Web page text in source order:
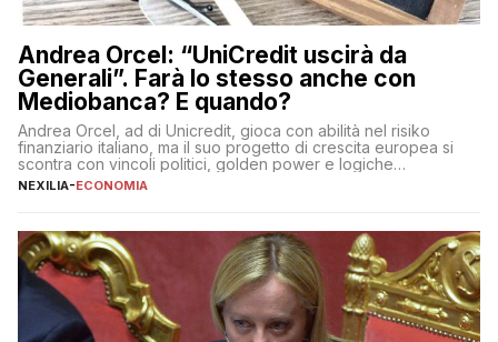
Andrea Orcel: “UniCredit uscirà da
Generali”. Farà lo stesso anche con
Mediobanca? E quando?
Andrea Orcel, ad di Unicredit, gioca con abilità nel risiko
finanziario italiano, ma il suo progetto di crescita europea si
scontra con vincoli politici, golden power e logiche
protezionistiche. Orcel e la mossa su Generali Andrea Orcel,
NEXILIA-ECONOMIA